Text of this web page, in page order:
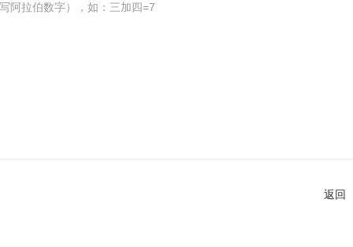
阿拉伯数字），如：三加四=7
返回